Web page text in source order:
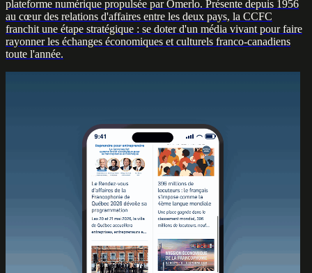
plateforme numérique propulsée par Omerlo. Présente depuis 1956
au cœur des relations d'affaires entre les deux pays, la CCFC
franchit une étape stratégique : se doter d'un média vivant pour faire
rayonner les échanges économiques et culturels franco-canadiens
toute l'année.